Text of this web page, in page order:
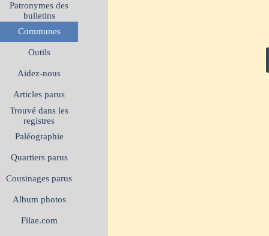
Patronymes des
bulletins
Communes
Outils
Aidez-nous
Articles parus
Trouvé dans les
registres
Paléographie
Quartiers parus
Cousinages parus
Album photos
Filae.com